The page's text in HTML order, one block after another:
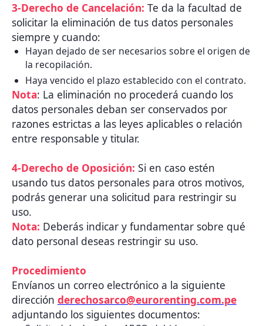
3-Derecho de Cancelación: Te da la facultad de
solicitar la eliminación de tus datos personales
siempre y cuando:
Hayan dejado de ser necesarios sobre el origen de
la recopilación.
Haya vencido el plazo establecido con el contrato.
Nota: La eliminación no procederá cuando los
datos personales deban ser conservados por
razones estrictas a las leyes aplicables o relación
entre responsable y titular.
4-Derecho de Oposición: Si en caso estén
usando tus datos personales para otros motivos,
podrás generar una solicitud para restringir su
uso.
Nota: Deberás indicar y fundamentar sobre qué
dato personal deseas restringir su uso.
Procedimiento
Envíanos un correo electrónico a la siguiente
dirección derechosarco@eurorenting.com.pe
adjuntando los siguientes documentos: